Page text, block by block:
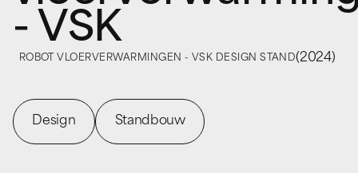
- VSK
ROBOT VLOERVERWARMINGEN - VSK DESIGN STAND(2024)
Design Standbouw